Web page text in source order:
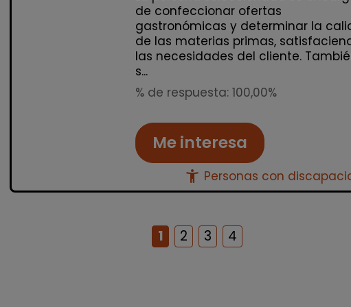
de confeccionar ofertas
gastronómicas y determinar la
de las materias primas,
las necesidades del cliente.
s...
% de respuesta: 100,00%
Me interesa
accessibility_new Personas con
1 2 3 4